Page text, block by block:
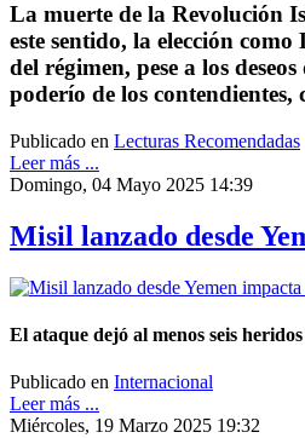
La muerte de la Revolución
este sentido, la elección
del régimen, pese a los
poderío de los
Publicado en Lecturas Recomendadas
Leer más ...
Domingo, 04 Mayo 2025 14:39
Misil lanzado desde
El ataque dejó al menos seis
Publicado en Internacional
Leer más ...
Miércoles, 19 Marzo 2025 19:32